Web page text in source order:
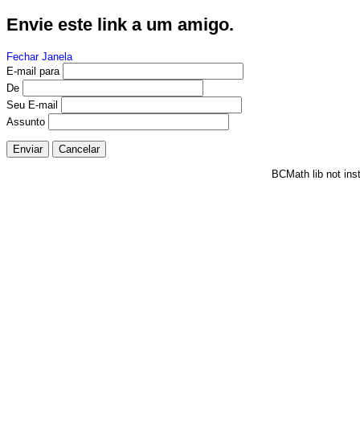
Envie este link a um amigo.
Fechar Janela
E-mail para
De
Seu E-mail
Assunto
Enviar Cancelar
BCMath lib not